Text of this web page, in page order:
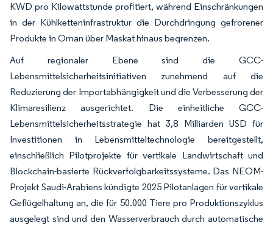
KWD pro Kilowattstunde profitiert, während Einschränkungen
in der Kühlketteninfrastruktur die Durchdringung gefrorener
Produkte in Oman über Maskat hinaus begrenzen.
Auf regionaler Ebene sind die GCC-
Lebensmittelsicherheitsinitiativen zunehmend auf die
Reduzierung der Importabhängigkeit und die Verbesserung der
Klimaresilienz ausgerichtet. Die einheitliche GCC-
Lebensmittelsicherheitsstrategie hat 3,8 Milliarden USD für
Investitionen in Lebensmitteltechnologie bereitgestellt,
einschließlich Pilotprojekte für vertikale Landwirtschaft und
Blockchain-basierte Rückverfolgbarkeitssysteme. Das NEOM-
Projekt Saudi-Arabiens kündigte 2025 Pilotanlagen für vertikale
Geflügelhaltung an, die für 50.000 Tiere pro Produktionszyklus
ausgelegt sind und den Wasserverbrauch durch automatische